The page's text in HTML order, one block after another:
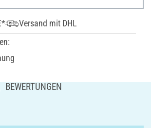
Versand mit DHL
BEWERTUNGEN